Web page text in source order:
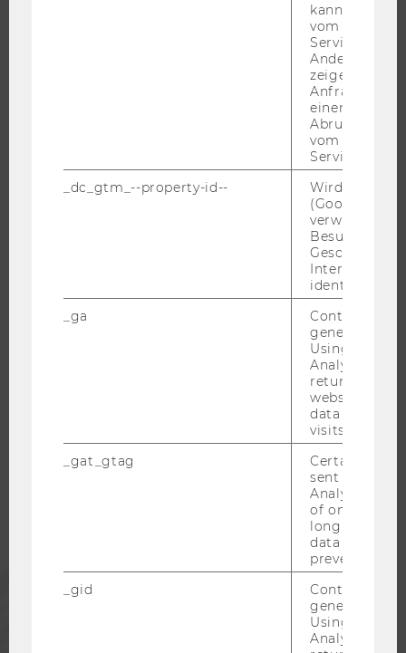
JOBPORTAL
KARRIERENETZWERKE AN DER WU
STUDIERENDE
PRESSE
kann, um
vom AMP-
Service
Andere
zeigen Opt-
Anfrage im
einen Fehler
Abrufen
vom AMP
Service an.
_dc_gtm_--property-id--
Wird von
(Google Tag
verwendet,
Besucher
Geschlecht
Interessen zu
identifizieren.
_ga
Contains a
generated
Using this
Analytics can
returning
website and
data from
visits.
_gat_gtag
Certain data
sent to
Analytics a
of once per
long as it is
data
prevented.
_gid
Contains a
generated
Using this
Analytics can